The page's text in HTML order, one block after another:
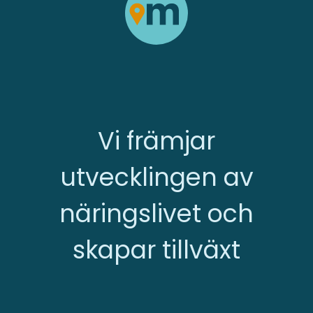
Vi främjar
utvecklingen av
näringslivet och
skapar tillväxt